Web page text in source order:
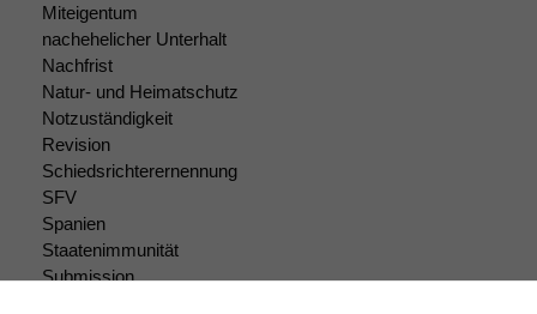
Miteigentum
nachehelicher Unterhalt
Nachfrist
Natur- und Heimatschutz
Notzuständigkeit
Revision
Schiedsrichterernennung
SFV
Spanien
Staatenimmunität
Submission